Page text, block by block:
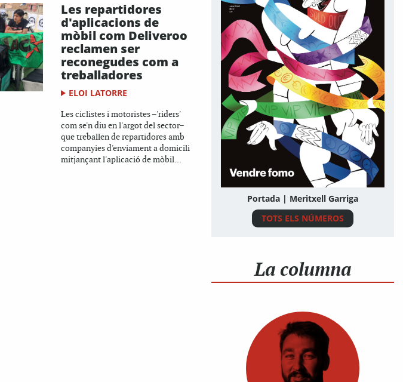
Les repartidores
d'aplicacions de
mòbil com Deliveroo
reclamen ser
reconegudes com a
treballadores
ELOI LATORRE
Les ciclistes i motoristes –'riders'
com se'n diu en l'argot del sector–
que treballen de repartidores amb
companyies d'enviament a domicili
mitjançant l'aplicació de mòbil...
Portada | Meritxell Garriga
TOTS ELS NÚMEROS
La columna